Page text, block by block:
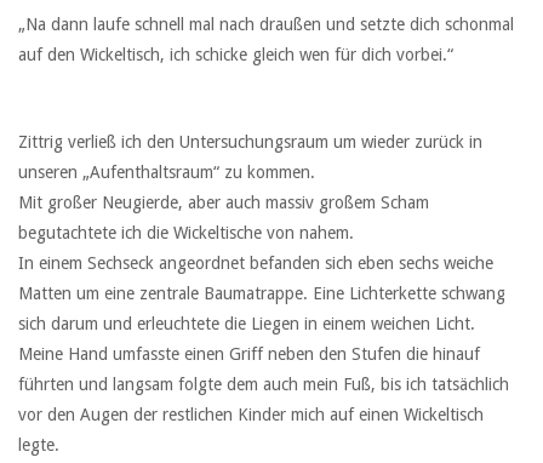
„Na dann laufe schnell mal nach draußen und setzte dich schonmal
auf den Wickeltisch, ich schicke gleich wen für dich vorbei.“
Zittrig verließ ich den Untersuchungsraum um wieder zurück in
unseren „Aufenthaltsraum“ zu kommen.
Mit großer Neugierde, aber auch massiv großem Scham
begutachtete ich die Wickeltische von nahem.
In einem Sechseck angeordnet befanden sich eben sechs weiche
Matten um eine zentrale Baumatrappe. Eine Lichterkette schwang
sich darum und erleuchtete die Liegen in einem weichen Licht.
Meine Hand umfasste einen Griff neben den Stufen die hinauf
führten und langsam folgte dem auch mein Fuß, bis ich tatsächlich
vor den Augen der restlichen Kinder mich auf einen Wickeltisch
legte.